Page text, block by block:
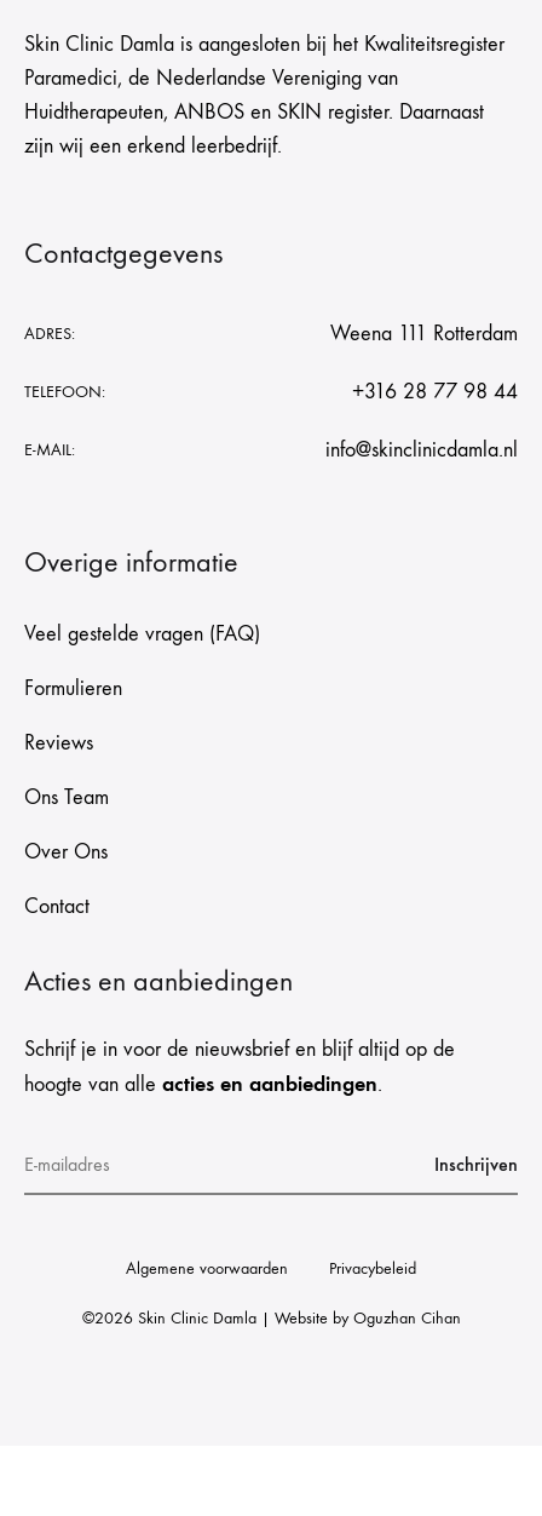
Skin Clinic Damla is aangesloten bij het Kwaliteitsregister
Paramedici, de Nederlandse Vereniging van
Huidtherapeuten, ANBOS en SKIN register. Daarnaast
zijn wij een erkend leerbedrijf.
Contactgegevens
ADRES: Weena 111 Rotterdam
TELEFOON: +316 28 77 98 44
E-MAIL: info@skinclinicdamla.nl
Overige informatie
Veel gestelde vragen (FAQ)
Formulieren
Reviews
Ons Team
Over Ons
Contact
Acties en aanbiedingen
Schrijf je in voor de nieuwsbrief en blijf altijd op de
hoogte van alle acties en aanbiedingen.
©2026 Skin Clinic Damla | Website byOguzhan Cihan
Algemene voorwaarden Privacybeleid